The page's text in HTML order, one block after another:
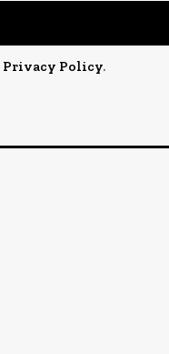
Privacy Policy.